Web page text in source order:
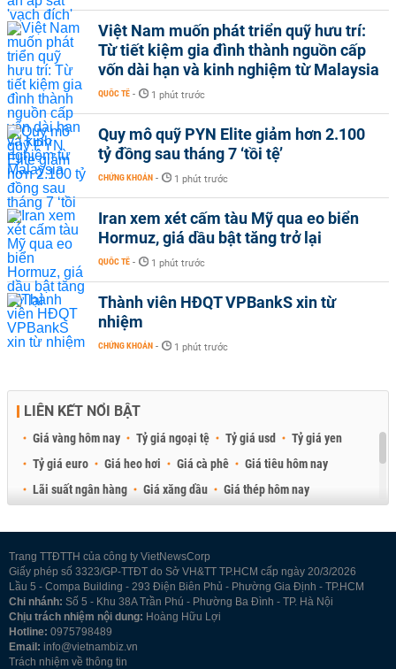
Việt Nam muốn phát triển quỹ hưu trí:
Từ tiết kiệm gia đình thành nguồn cấp
vốn dài hạn và kinh nghiệm từ Malaysia
QUỐC TẾ - 1 phút trước
Quy mô quỹ PYN Elite giảm hơn 2.100
tỷ đồng sau tháng 7 ‘tồi tệ’
CHỨNG KHOÁN - 1 phút trước
Iran xem xét cấm tàu Mỹ qua eo biển
Hormuz, giá dầu bật tăng trở lại
QUỐC TẾ - 1 phút trước
Thành viên HĐQT VPBankS xin từ
nhiệm
CHỨNG KHOÁN - 1 phút trước
LIÊN KẾT NỔI BẬT
Giá vàng hôm nay Tỷ giá ngoại tệ Tỷ giá usd
Tỷ giá yen
Tỷ giá euro
Giá heo hơi Giá cà phê
Giá tiêu hôm nay
Lãi suất ngân hàng
Giá xăng dầu
Giá thép hôm nay
Trang TTĐTTH của công ty VietNewsCorp
Giấy phép số 3323/GP-TTĐT do Sở VH&TT TP.HCM cấp ngày 20/3/2026
Lầu 5 - Compa Building - 293 Điện Biên Phủ - Phường Gia Định - TP.HCM
Chi nhánh: Số 5 - Khu 38A Trần Phú - Phường Ba Đình - TP. Hà Nội
Chịu trách nhiệm nội dung: Hoàng Hữu Lợi
Hotline: 0975798489
Email: info@vietnambiz.vn
Trách nhiệm về thông tin